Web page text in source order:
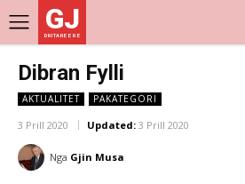
GJ
DRITARE E RE
Dibran Fylli
AKTUALITET PAKATEGORI
3 Prill 2020 Updated: 3 Prill 2020
Nga Gjin Musa